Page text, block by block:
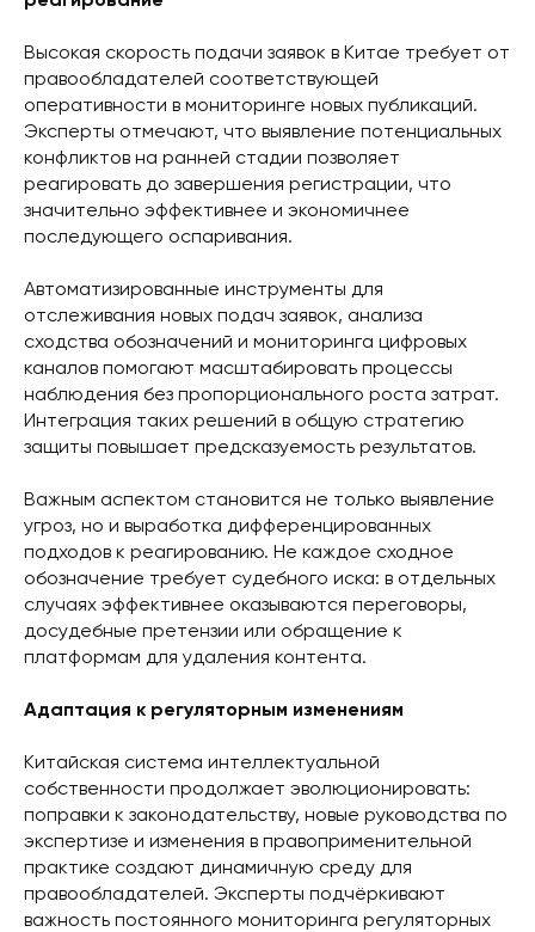
Высокая скорость подачи заявок в Китае требует от
правообладателей соответствующей
оперативности в мониторинге новых публикаций.
Эксперты отмечают, что выявление потенциальных
конфликтов на ранней стадии позволяет
реагировать до завершения регистрации, что
значительно эффективнее и экономичнее
последующего оспаривания.
Автоматизированные инструменты для
отслеживания новых подач заявок, анализа
сходства обозначений и мониторинга цифровых
каналов помогают масштабировать процессы
наблюдения без пропорционального роста затрат.
Интеграция таких решений в общую стратегию
защиты повышает предсказуемость результатов.
Важным аспектом становится не только выявление
угроз, но и выработка дифференцированных
подходов к реагированию. Не каждое сходное
обозначение требует судебного иска: в отдельных
случаях эффективнее оказываются переговоры,
досудебные претензии или обращение к
платформам для удаления контента.
Адаптация к регуляторным изменениям
Китайская система интеллектуальной
собственности продолжает эволюционировать:
поправки к законодательству, новые руководства по
экспертизе и изменения в правоприменительной
практике создают динамичную среду для
правообладателей. Эксперты подчёркивают
важность постоянного мониторинга регуляторных